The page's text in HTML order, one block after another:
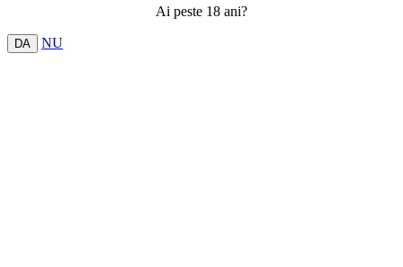
Ai peste 18 ani?
DA NU